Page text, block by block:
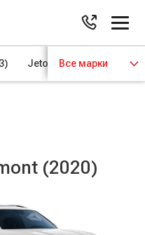
Jetour (8) Kaiyi (4)
Все марки
(2020)